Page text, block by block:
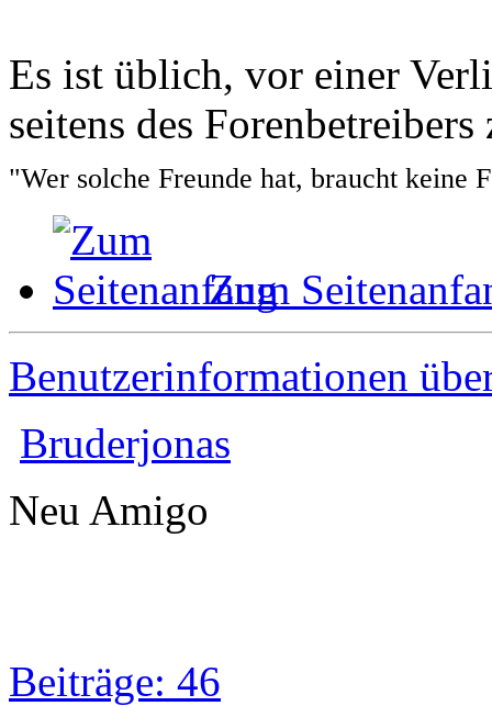
Es ist üblich, vor einer
seitens des
"Wer solche Freunde hat, braucht keine
Zum
Benutzerinformationen
Bruderjonas
Neu Amigo
Beiträge: 46